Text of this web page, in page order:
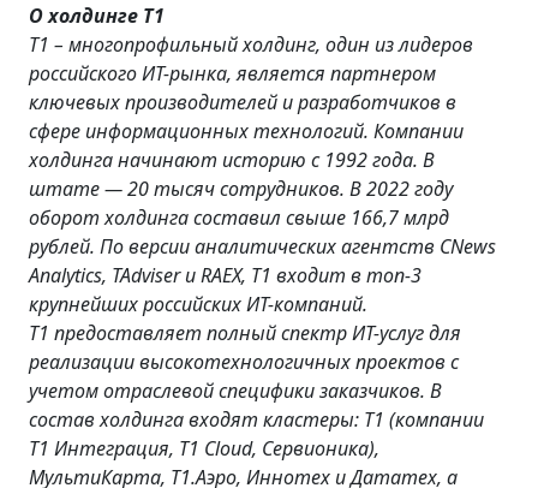
О холдинге Т1
Т1 – многопрофильный холдинг, один из лидеров
российского ИТ-рынка, является партнером
ключевых производителей и разработчиков в
сфере информационных технологий. Компании
холдинга начинают историю с 1992 года. В
штате — 20 тысяч сотрудников. В 2022 году
оборот холдинга составил свыше 166,7 млрд
рублей. По версии аналитических агентств CNews
Analytics, TAdviser и RAEX, Т1 входит в топ-3
крупнейших российских ИТ-компаний.
Т1 предоставляет полный спектр ИТ-услуг для
реализации высокотехнологичных проектов с
учетом отраслевой специфики заказчиков. В
состав холдинга входят кластеры: Т1 (компании
Т1 Интеграция, Т1 Cloud, Сервионика),
МультиКарта, Т1.Аэро, Иннотех и Дататех, а